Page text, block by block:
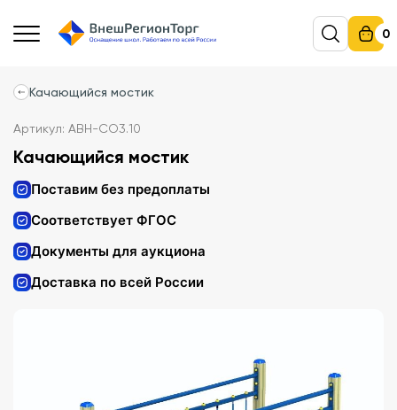
0
Качающийся мостик
Артикул: АВН-СО3.10
Качающийся мостик
Поставим без предоплаты
Соответствует ФГОС
Документы для аукциона
Доставка по всей России